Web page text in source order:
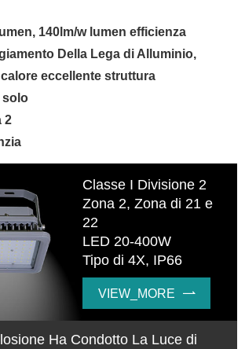
140lm/w lumen efficienza
Della Lega di Alluminio,
eccellente struttura
solo
2
Classe I Divisione 2
Zona 2, Zona di 21 e
22
LED 20-400W
Tipo di 4X, IP66
VIEW_MORE 
Ha Condotto La Luce di